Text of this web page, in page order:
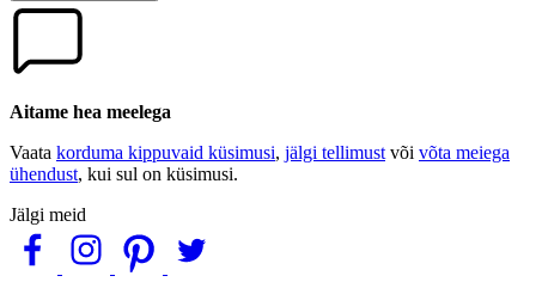
Aitame hea meelega
Vaata korduma kippuvaid küsimusi, jälgi tellimust või võta meiega
ühendust, kui sul on küsimusi.
Jälgi meid